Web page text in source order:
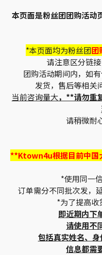
本页面是粉丝团团购活动
*本页面均为粉丝团团
请注意区分链
团购活动期间内，如
发货，售后等相关
当前咨询量大，**请勿重
请稍微耐
**Ktown4u根据目前中国
*使用同一
订单需分不同批次发，
*为了提高收
即近期内下
请使用不
包括真实姓名、
信息都需